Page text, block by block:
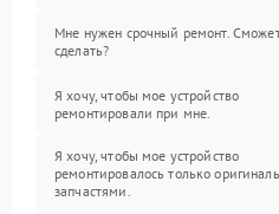
Мне нужен срочный ремонт.
сделать?
Я хочу, чтобы мое устройство
ремонтировали при мне.
Я хочу, чтобы мое устройство
ремонтировалось только
запчастями.